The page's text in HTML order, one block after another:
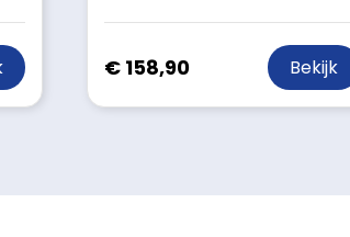
€ 158,90 Bekijk